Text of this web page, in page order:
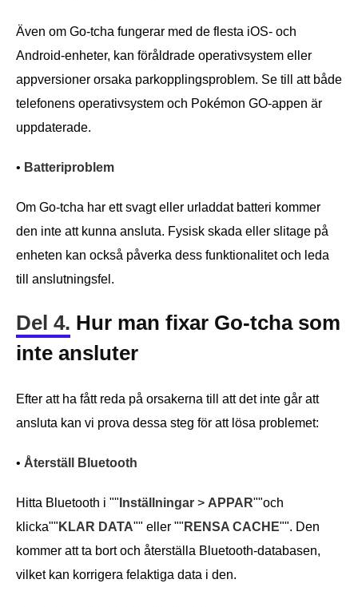
Även om Go-tcha fungerar med de flesta iOS- och
Android-enheter, kan föråldrade operativsystem eller
appversioner orsaka parkopplingsproblem. Se till att både
telefonens operativsystem och Pokémon GO-appen är
uppdaterade.
• Batteriproblem
Om Go-tcha har ett svagt eller urladdat batteri kommer
den inte att kunna ansluta. Fysisk skada eller slitage på
enheten kan också påverka dess funktionalitet och leda
till anslutningsfel.
Del 4. Hur man fixar Go-tcha som
inte ansluter
Efter att ha fått reda på orsakerna till att det inte går att
ansluta kan vi prova dessa steg för att lösa problemet:
• Återställ Bluetooth
Hitta Bluetooth i "" Inställningar > APPAR""och
klicka"" KLAR DATA"" eller "" RENSA CACHE"". Den
kommer att ta bort och återställa Bluetooth-databasen,
vilket kan korrigera felaktiga data i den.